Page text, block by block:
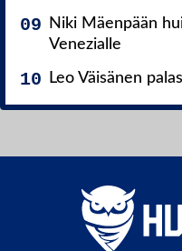
Niki Mäenpään
Venezialle
Leo Väisänen